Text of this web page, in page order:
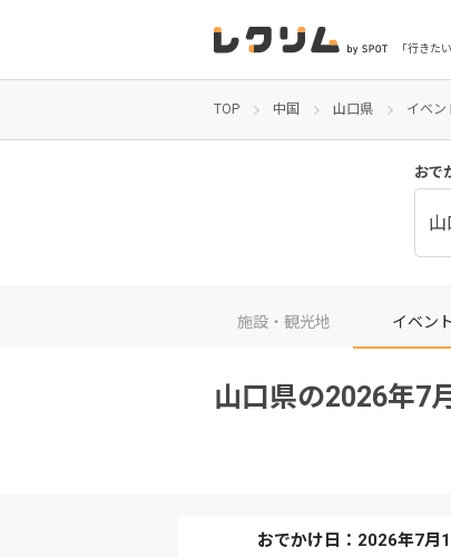
「行きた
TOP 中国 山口県 イベン
おで
山
施設・観光地 イベント
山口県の2026年7
おでかけ日：2026年7月